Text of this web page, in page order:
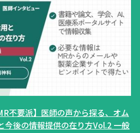
不要派】医師の声から探る、オム
今後の情報提供の在り方Vol.2 一般